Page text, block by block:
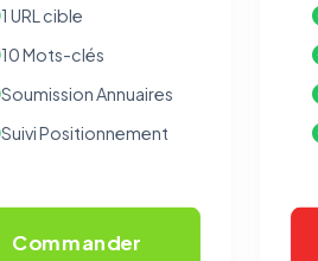
1 URL cible
10 Mots-clés
Soumission Annuaires
Suivi Positionnement
Commander